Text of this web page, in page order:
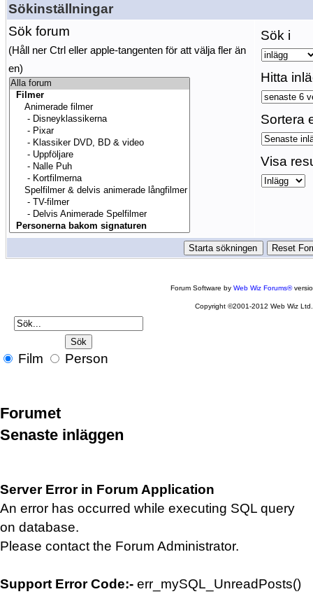
Sökinställningar
Sök forum
(Håll ner Ctrl eller apple-tangenten för att välja fler än
en)
Sök i
Hitta
Sortera
Visa
Forum Software byWeb Wiz Forums®
Copyright ©2001-2012 Web Wiz Ltd.
Film Person
Forumet
Senaste inläggen
Server Error in Forum Application
An error has occurred while executing SQL query
on database.
Please contact the Forum Administrator.
Support Error Code:- err_mySQL_UnreadPosts()